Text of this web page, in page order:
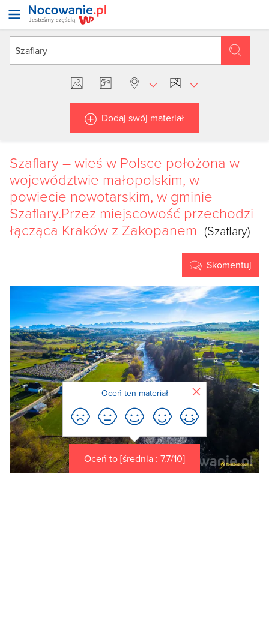
Dodaj swój materiał
Szaflary – wieś w Polsce położona w
województwie małopolskim, w
powiecie nowotarskim, w gminie
Szaflary.Przez miejscowość przechodzi
łącząca Kraków z Zakopanem (Szaflary)
Skomentuj
Oceń to [średnia : 7.7/10]
Oceń ten materiał Zamknij